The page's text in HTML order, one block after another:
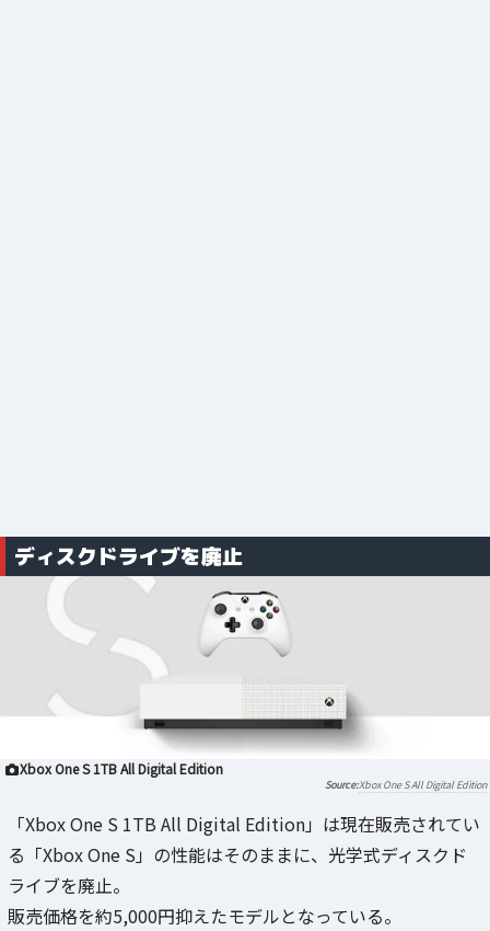
ディスクドライブを廃止
Xbox One S 1TB All Digital Edition
Xbox One S All Digital Edition
「Xbox One S 1TB All Digital Edition」は現在販売されてい
る「Xbox One S」の性能はそのままに、光学式ディスクド
ライブを廃止。
販売価格を約5,000円抑えたモデルとなっている。